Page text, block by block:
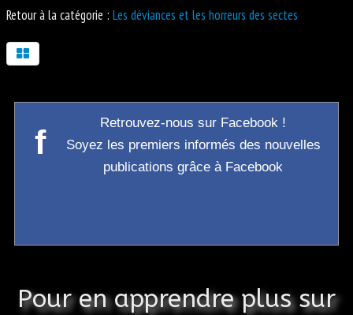
Retour à la catégorie : Les déviances et les horreurs des sectes
f
Retrouvez-nous sur Facebook !
Soyez les premiers informés des nouvelles
publications grâce à Facebook
Pour en apprendre plus sur